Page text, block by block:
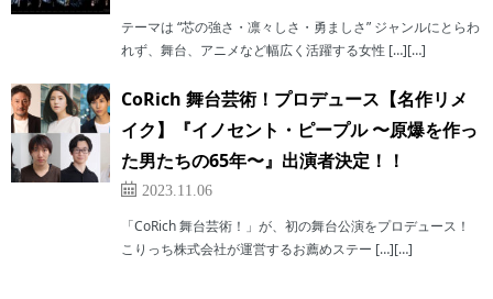
テーマは “芯の強さ・凛々しさ・勇ましさ” ジャンルにとらわ
れず、舞台、アニメなど幅広く活躍する女性 […][…]
CoRich 舞台芸術！プロデュース【名作リメ
イク】『イノセント・ピープル 〜原爆を作っ
た男たちの65年〜』出演者決定！！
2023.11.06
「CoRich 舞台芸術！」が、初の舞台公演をプロデュース！
こりっち株式会社が運営するお薦めステー […][…]